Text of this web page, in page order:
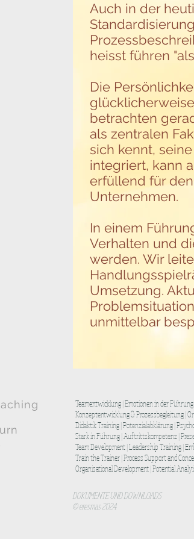
Auch in der
heisst führen
Die
betrachten
als zentralen
sich kennt,
integriert, kann
erfüllend für
Unternehmen.
In einem
Verhalten und
werden. Wir
Umsetzung.
unmittelbar
Teamentwicklung | Emotionen in der
Konzeptentwicklung & Prozessbegleitung |
Didaktik Training | Potenzialabklärung |
Stark in Führung | Auftrittskompetenz |
TeamDevelopment | Leadership Training |
Train the Trainer | Process Support and
Organisational Development | Potential
DOKUMENTE UND
© eresmas 2024